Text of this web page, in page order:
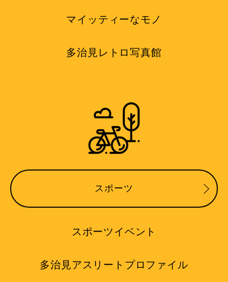
マイッティーなモノ
多治見レトロ写真館
スポーツ
スポーツイベント
多治見アスリートプロファイル